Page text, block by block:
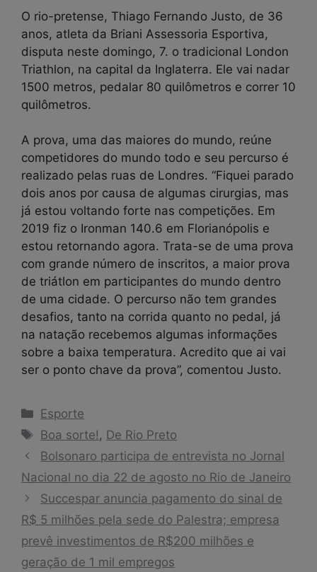
O rio-pretense, Thiago Fernando Justo, de 36
anos, atleta da Briani Assessoria Esportiva,
disputa neste domingo, 7. o tradicional London
Triathlon, na capital da Inglaterra. Ele vai nadar
1500 metros, pedalar 80 quilômetros e correr 10
quilômetros.
A prova, uma das maiores do mundo, reúne
competidores do mundo todo e seu percurso é
realizado pelas ruas de Londres. “Fiquei parado
dois anos por causa de algumas cirurgias, mas
já estou voltando forte nas competições. Em
2019 fiz o Ironman 140.6 em Florianópolis e
estou retornando agora. Trata-se de uma prova
com grande número de inscritos, a maior prova
de triátlon em participantes do mundo dentro
de uma cidade. O percurso não tem grandes
desafios, tanto na corrida quanto no pedal, já
na natação recebemos algumas informações
sobre a baixa temperatura. Acredito que ai vai
ser o ponto chave da prova”, comentou Justo.
Categorias
Esporte
Tags
Boa sorte! , De Rio Preto
Bolsonaro participa de entrevista no Jornal
Nacional no dia 22 de agosto no Rio de Janeiro
Succespar anuncia pagamento do sinal de
R$ 5 milhões pela sede do Palestra; empresa
prevê investimentos de R$200 milhões e
geração de 1 mil empregos